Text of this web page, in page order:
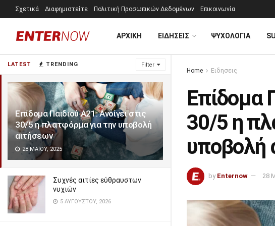
LATEST TRENDING Filter
Επίδομα Παιδιού Α21: Ανοίγει στις
30/5 η πλατφόρμα για την υποβολή
αιτήσεων
28 ΜΑΪ́ΟΥ, 2025
Συχνές αιτίες εύθραυστων
νυχιών
5 ΑΥΓΟΎΣΤΟΥ, 2026
Σχετικά Διαφημιστείτε Πολιτική Προσωπικών Δεδομένων Επικοινωνία
ΑΡΧΙΚΗ ΕΙΔΗΣΕΙΣ ΨΥΧΟΛΟΓΊΑ
Home Ειδησεις
Επίδομα
30/5 η
υποβολή
by Enternow 28